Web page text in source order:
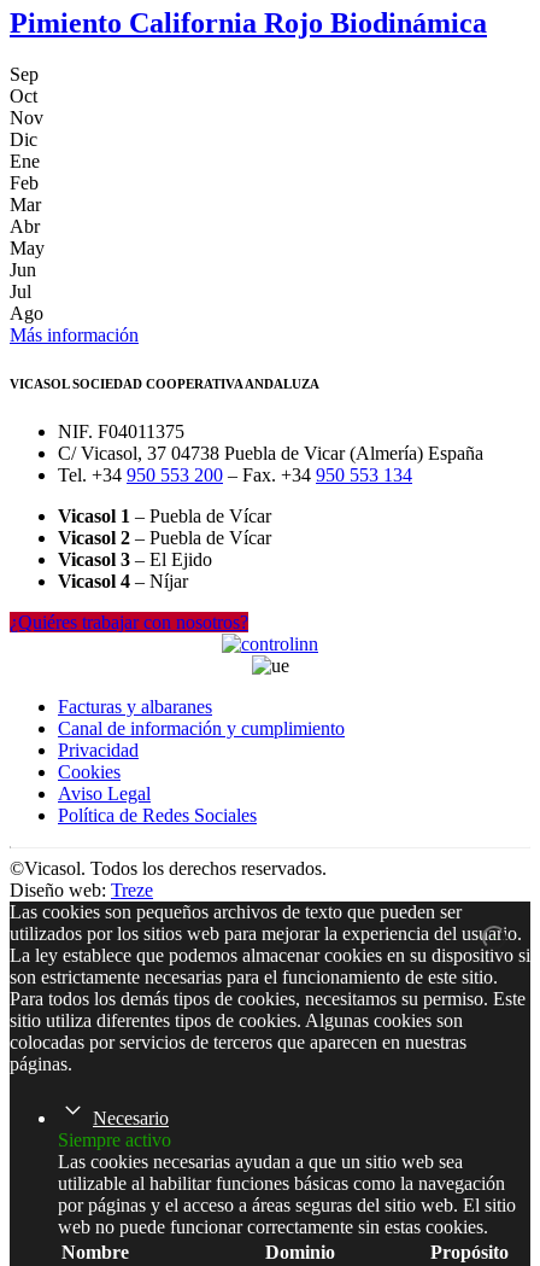
Pimiento California Rojo Biodinámica
Sep
Oct
Nov
Dic
Ene
Feb
Mar
Abr
May
Jun
Jul
Ago
Más información
VICASOL SOCIEDAD COOPERATIVA ANDALUZA
NIF. F04011375
C/ Vicasol, 37 04738 Puebla de Vicar (Almería) España
Tel. +34 950 553 200 – Fax. +34 950 553 134
Vicasol 1 – Puebla de Vícar
Vicasol 2 – Puebla de Vícar
Vicasol 3 – El Ejido
Vicasol 4 – Níjar
¿Quiéres trabajar con nosotros?
Facturas y albaranes
Canal de información y cumplimiento
Privacidad
Cookies
Aviso Legal
Política de Redes Sociales
©Vicasol. Todos los derechos reservados.
Diseño web: Treze
Las cookies son pequeños archivos de texto que pueden ser
utilizados por los sitios web para mejorar la experiencia del usuario.
La ley establece que podemos almacenar cookies en su dispositivo si
son estrictamente necesarias para el funcionamiento de este sitio.
Para todos los demás tipos de cookies, necesitamos su permiso. Este
sitio utiliza diferentes tipos de cookies. Algunas cookies son
colocadas por servicios de terceros que aparecen en nuestras
páginas.
Necesario
Siempre activo
Las cookies necesarias ayudan a que un sitio web sea
utilizable al habilitar funciones básicas como la navegación
por páginas y el acceso a áreas seguras del sitio web. El sitio
web no puede funcionar correctamente sin estas cookies.
Nombre
Dominio Propósito